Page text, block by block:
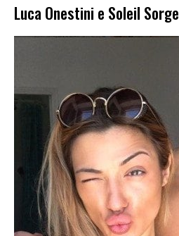
Luca Onestini e Soleil Sorge